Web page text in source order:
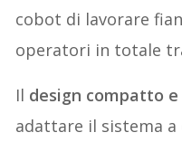
cobot di lavorare
operatori in totale
Il design compatto
adattare il sistema a